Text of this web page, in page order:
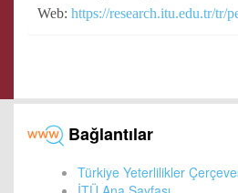
Web: https://research.itu.edu.tr/tr/
Bağlantılar
Türkiye Yeterlilikler